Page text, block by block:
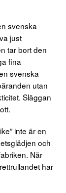
svenska
just
tar bort den
fina
svenska
utan
Släggan
inte är en
och
När
har